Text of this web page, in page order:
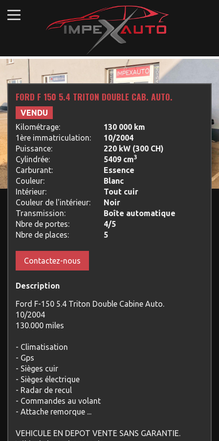
FORD F 150 5.4 TRITON DOUBLE CAB. AUTO.
VENDU
Kilométrage:
130 000 km
1ère immatriculation:
10/2004
Puissance:
220 kW (300 CH)
Cylindrée:
5409 cm3
Carburant:
Essence
Couleur:
Blanc
Intérieur:
Tout cuir
Couleur de l'intérieur:
Noir
Transmission:
Boîte automatique
Nbre de portes:
4/5
Nbre de places:
5
Contactez-nous
Description
Ford F-150 5.4 Triton Double Cabine Auto.
10/2004
130.000 miles
- Climatisation
- Gps
- Sièges cuir
- Sièges électrique
- Radar de recul
- Commandes au volant
- Attache remorque ...
VEHICULE EN DEPOT VENTE SANS GARANTIE.